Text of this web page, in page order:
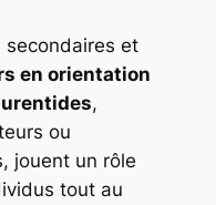
secondaires et
en orientation
,
ou
jouent un rôle
tout au